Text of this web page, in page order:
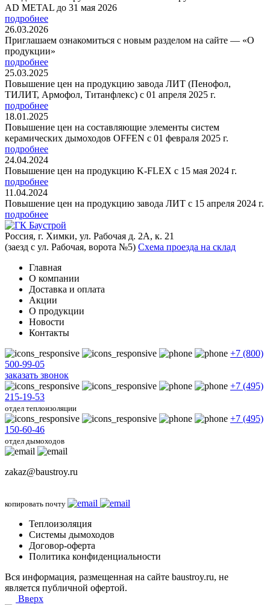
AD METAL до 31 мая 2026
подробнее
26.03.2026
Приглашаем ознакомиться с новым разделом на сайте — «О
продукции»
подробнее
25.03.2025
Повышение цен на продукцию завода ЛИТ (Пенофол,
ТИЛИТ, Армофол, Титанфлекс) с 01 апреля 2025 г.
подробнее
18.01.2025
Повышение цен на составляющие элементы систем
керамических дымоходов OFFEN с 01 февраля 2025 г.
подробнее
24.04.2024
Повышение цен на продукцию K-FLEX с 15 мая 2024 г.
подробнее
11.04.2024
Повышение цен на продукцию завода ЛИТ с 15 апреля 2024 г.
подробнее
Россия, г. Химки, ул. Рабочая д. 2А, к. 21
(заезд с ул. Рабочая, ворота №5) Схема проезда на склад
Главная
О компании
Доставка и оплата
Акции
О продукции
Новости
Контакты
+7 (800)
500-99-05
заказать звонок
+7 (495)
215-19-53
отдел теплоизоляции
+7 (495)
150-60-46
отдел дымоходов
zakaz@baustroy.ru
копировать почту
Теплоизоляция
Системы дымоходов
Договор-оферта
Политика конфиденциальности
Вся информация, размещенная на сайте baustroy.ru, не
является публичной офертой.
Вверх